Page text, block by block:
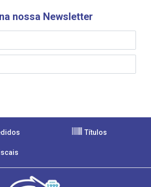
nossa Newsletter
Títulos